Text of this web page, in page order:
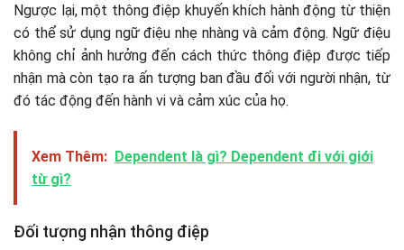
Ngược lại, một thông điệp khuyến khích hành động từ thiện
có thể sử dụng ngữ điệu nhẹ nhàng và cảm động. Ngữ điệu
không chỉ ảnh hưởng đến cách thức thông điệp được tiếp
nhận mà còn tạo ra ấn tượng ban đầu đối với người nhận, từ
đó tác động đến hành vi và cảm xúc của họ.
Xem Thêm: Dependent là gì? Dependent đi với giới
từ gì?
Đối tượng nhận thông điệp